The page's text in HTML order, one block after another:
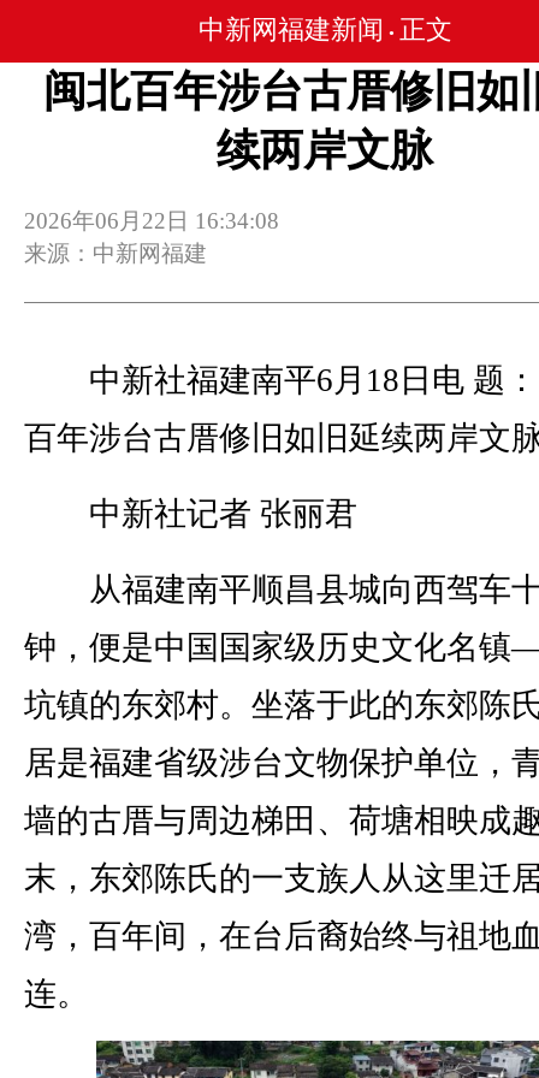
中新网福建新闻 • 正文
闽北百年涉台古厝修旧如
续两岸文脉
2026年06月22日 16:34:08
来源：中新网福建
中新社福建南平6月18日电 题
百年涉台古厝修旧如旧延续两岸文
中新社记者 张丽君
从福建南平顺昌县城向西驾车
钟，便是中国国家级历史文化名
坑镇的东郊村。坐落于此的东郊陈
居是福建省级涉台文物保护单位，
墙的古厝与周边梯田、荷塘相映成
末，东郊陈氏的一支族人从这里迁
湾，百年间，在台后裔始终与祖地
连。